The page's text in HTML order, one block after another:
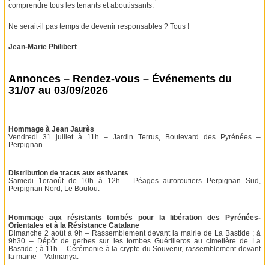
comprendre tous les tenants et aboutissants.
Ne serait-il pas temps de devenir responsables ? Tous !
Jean-Marie Philibert
Annonces – Rendez-vous – Événements du
31/07 au 03/09/2026
Hommage à Jean Jaurès
Vendredi 31 juillet à 11h – Jardin Terrus, Boulevard des Pyrénées –
Perpignan.
Distribution de tracts aux estivants
Samedi 1eraoût de 10h à 12h – Péages autoroutiers Perpignan Sud,
Perpignan Nord, Le Boulou.
Hommage aux résistants tombés pour la libération des Pyrénées-
Orientales et à la Résistance Catalane
Dimanche 2 août à 9h – Rassemblement devant la mairie de La Bastide ; à
9h30 – Dépôt de gerbes sur les tombes Guérilleros au cimetière de La
Bastide ; à 11h – Cérémonie à la crypte du Souvenir, rassemblement devant
la mairie – Valmanya.